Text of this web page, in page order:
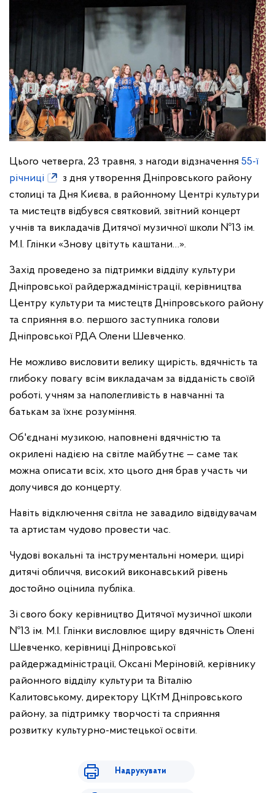
Цього четверга, 23 травня, з нагоди відзначення 55-ї
річниці
з дня утворення Дніпровського району
столиці та Дня Києва, в районному Центрі культури
та мистецтв відбувся святковий, звітний концерт
учнів та викладачів Дитячої музичної школи №13 ім.
М.І. Глінки «Знову цвітуть каштани…».
Захід проведено за підтримки відділу культури
Дніпровської райдержадміністрації, керівництва
Центру культури та мистецтв Дніпровського району
та сприяння в.о. першого заступника голови
Дніпровської РДА Олени Шевченко.
Не можливо висловити велику щирість, вдячність та
глибоку повагу всім викладачам за відданість своїй
роботі, учням за наполегливість в навчанні та
батькам за їхнє розуміння.
Об'єднані музикою, наповнені вдячністю та
окрилені надією на світле майбутнє — саме так
можна описати всіх, хто цього дня брав участь чи
долучився до концерту.
Навіть відключення світла не завадило відвідувачам
та артистам чудово провести час.
Чудові вокальні та інструментальні номери, щирі
дитячі обличчя, високий виконавський рівень
достойно оцінила публіка.
Зі свого боку керівництво Дитячої музичної школи
№13 ім. М.І. Глінки висловлює щиру вдячність Олені
Шевченко, керівниці Дніпровської
райдержадміністрації, Оксані Меріновій, керівнику
районного відділу культури та Віталію
Калитовському, директору ЦКтМ Дніпровського
району, за підтримку творчості та сприяння
розвитку культурно-мистецької освіти.
Надрукувати